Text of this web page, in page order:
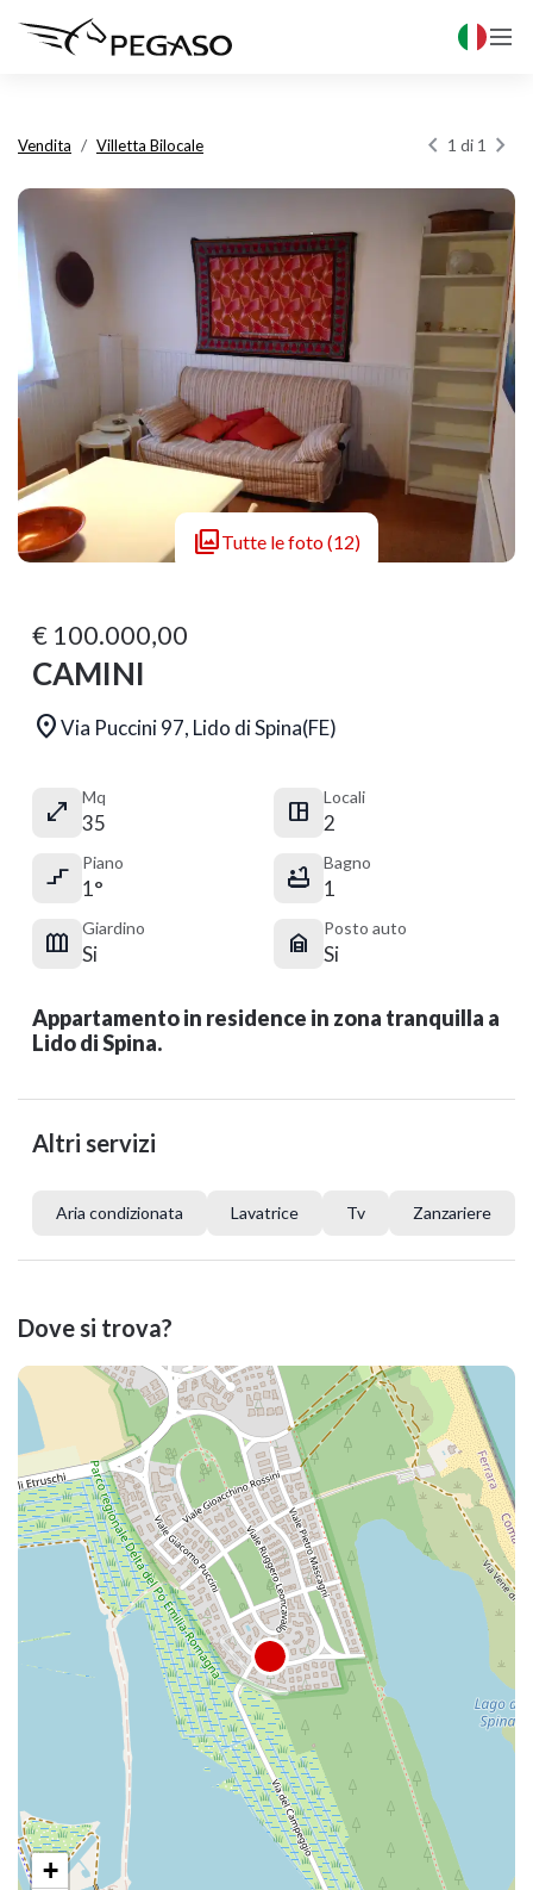

Vendita Villetta Bilocale  1 di 1 
Tutte le foto (12)
CAMINI
Via Puccini 97, Lido di Spina(FE)
€ 100.000,00
 Mq
35  Locali
2
 Piano
1°  Bagno
1
 Giardino
Si  Posto auto
Si
Appartamento in residence in zona tranquilla a
Lido di Spina.
Altri servizi
Aria condizionata Lavatrice Tv Zanzariere
Dove si trova?
+